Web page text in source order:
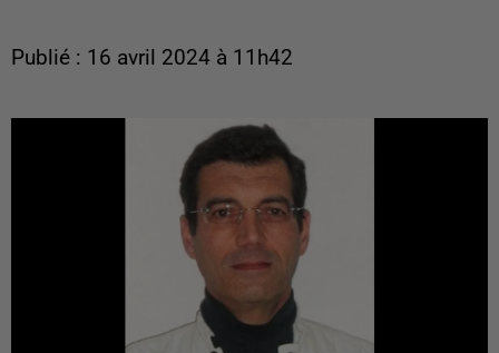
Publié : 16 avril 2024 à 11h42